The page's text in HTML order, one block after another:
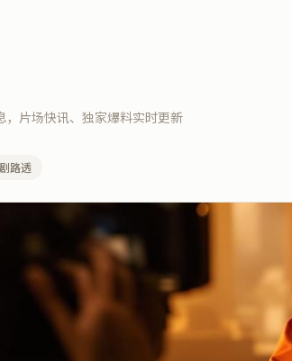
片场快讯、独家爆料实时更新
路透